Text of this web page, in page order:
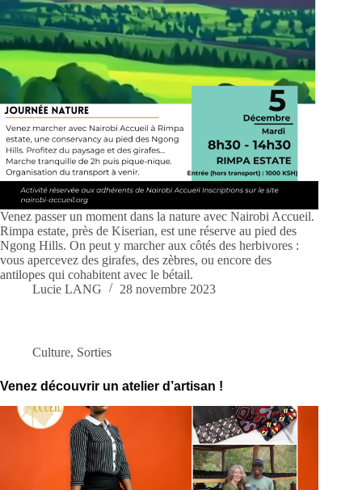
Venez passer un moment dans la nature avec Nairobi Accueil.
Rimpa estate, près de Kiserian, est une réserve au pied des
Ngong Hills. On peut y marcher aux côtés des herbivores :
vous apercevez des girafes, des zèbres, ou encore des
antilopes qui cohabitent avec le bétail.
Lucie LANG
28 novembre 2023
Culture, Sorties
Venez découvrir un atelier d’artisan !